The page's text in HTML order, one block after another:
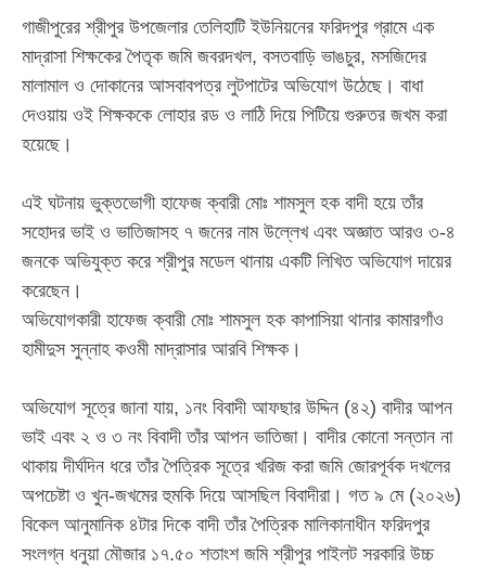
গাজীপুরের শ্রীপুর উপজেলার তেলিহাটি ইউনিয়নের ফরিদপুর গ্রামে এক
মাদ্রাসা শিক্ষকের পৈতৃক জমি জবরদখল, বসতবাড়ি ভাঙচুর, মসজিদের
মালামাল ও দোকানের আসবাবপত্র লুটপাটের অভিযোগ উঠেছে। বাধা
দেওয়ায় ওই শিক্ষককে লোহার রড ও লাঠি দিয়ে পিটিয়ে গুরুতর জখম করা
হয়েছে।
‎এই ঘটনায় ভুক্তভোগী হাফেজ ক্বারী মোঃ শামসুল হক বাদী হয়ে তাঁর
সহোদর ভাই ও ভাতিজাসহ ৭ জনের নাম উল্লেখ এবং অজ্ঞাত আরও ৩-৪
জনকে অভিযুক্ত করে শ্রীপুর মডেল থানায় একটি লিখিত অভিযোগ দায়ের
করেছেন।
‎​অভিযোগকারী হাফেজ ক্বারী মোঃ শামসুল হক কাপাসিয়া থানার কামারগাঁও
হামীদুস সুন্নাহ কওমী মাদ্রাসার আরবি শিক্ষক।
‎​অভিযোগ সূত্রে জানা যায়, ১নং বিবাদী আফছার উদ্দিন (৪২) বাদীর আপন
ভাই এবং ২ ও ৩ নং বিবাদী তাঁর আপন ভাতিজা। বাদীর কোনো সন্তান না
থাকায় দীর্ঘদিন ধরে তাঁর পৈত্রিক সূত্রে খরিজ করা জমি জোরপূর্বক দখলের
অপচেষ্টা ও খুন-জখমের হুমকি দিয়ে আসছিল বিবাদীরা। গত ৯ মে (২০২৬)
বিকেল আনুমানিক ৪টার দিকে বাদী তাঁর পৈত্রিক মালিকানাধীন ফরিদপুর
সংলগ্ন ধনুয়া মৌজার ১৭.৫০ শতাংশ জমি শ্রীপুর পাইলট সরকারি উচ্চ